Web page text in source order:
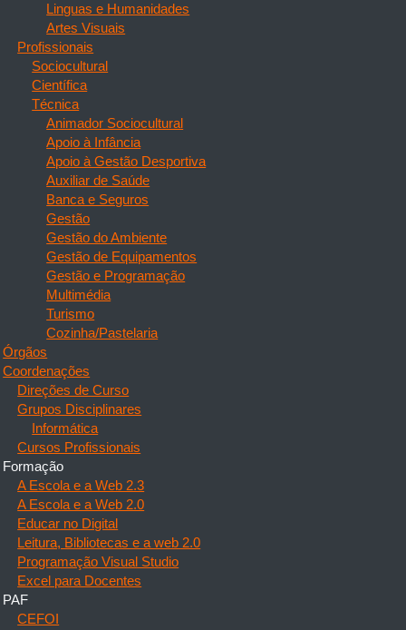
Linguas e Humanidades
Artes Visuais
Profissionais
Sociocultural
Científica
Técnica
Animador Sociocultural
Apoio à Infância
Apoio à Gestão Desportiva
Auxiliar de Saúde
Banca e Seguros
Gestão
Gestão do Ambiente
Gestão de Equipamentos
Gestão e Programação
Multimédia
Turismo
Cozinha/Pastelaria
Órgãos
Coordenações
Direções de Curso
Grupos Disciplinares
Informática
Cursos Profissionais
Formação
A Escola e a Web 2.3
A Escola e a Web 2.0
Educar no Digital
Leitura, Bibliotecas e a web 2.0
Programação Visual Studio
Excel para Docentes
PAF
CEFOI